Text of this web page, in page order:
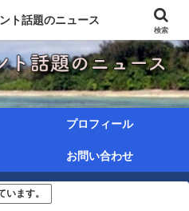
プロフィール
お問い合わせ
ます。
ト話題のニュース
検索